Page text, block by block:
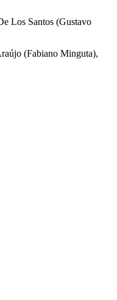
Los Santos (Gustavo
(Fabiano Minguta),